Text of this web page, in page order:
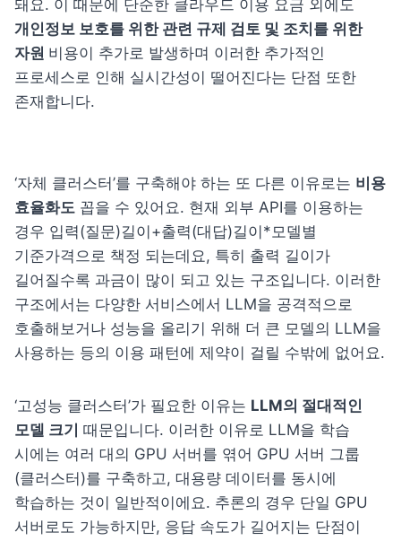
개인정보 보호를 위한 관련 규제 검토 및 조치를 위한
자원 비용이 추가로 발생하며 이러한 추가적인
프로세스로 인해 실시간성이 떨어진다는 단점 또한
존재합니다.
‘자체 클러스터’를 구축해야 하는 또 다른 이유로는 비용
효율화도 꼽을 수 있어요. 현재 외부 API를 이용하는
경우 입력(질문)길이+출력(대답)길이*모델별
기준가격으로 책정 되는데요, 특히 출력 길이가
길어질수록 과금이 많이 되고 있는 구조입니다. 이러한
구조에서는 다양한 서비스에서 LLM을 공격적으로
호출해보거나 성능을 올리기 위해 더 큰 모델의 LLM을
사용하는 등의 이용 패턴에 제약이 걸릴 수밖에 없어요.
‘고성능 클러스터’가 필요한 이유는 LLM의 절대적인
모델 크기 때문입니다. 이러한 이유로 LLM을 학습
시에는 여러 대의 GPU 서버를 엮어 GPU 서버 그룹
(클러스터)를 구축하고, 대용량 데이터를 동시에
학습하는 것이 일반적이에요. 추론의 경우 단일 GPU
서버로도 가능하지만, 응답 속도가 길어지는 단점이